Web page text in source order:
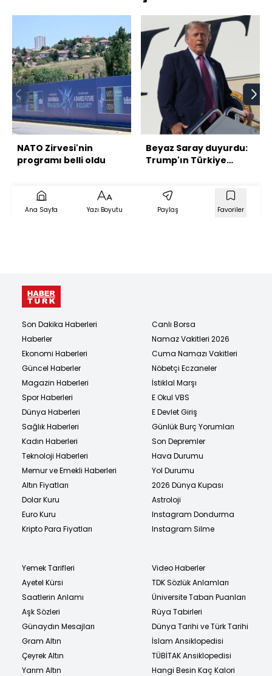
NATO Zirvesi'nin
programı belli oldu
Beyaz Saray duyurdu:
Trump'ın Türkiye
Ana Sayfa Yazı Boyutu Paylaş Favoriler
Son Dakika Haberleri
Haberler
Ekonomi Haberleri
Güncel Haberler
Magazin Haberleri
Spor Haberleri
Dünya Haberleri
Sağlık Haberleri
Kadın Haberleri
Teknoloji Haberleri
Memur ve Emekli Haberleri
Altın Fiyatları
Dolar Kuru
Euro Kuru
Kripto Para Fiyatları
Canlı Borsa
Namaz Vakitleri 2026
Cuma Namazı Vakitleri
Nöbetçi Eczaneler
İstiklal Marşı
E Okul VBS
E Devlet Giriş
Günlük Burç Yorumları
Son Depremler
Hava Durumu
Yol Durumu
2026 Dünya Kupası
Astroloji
Instagram Dondurma
Instagram Silme
Yemek Tarifleri
Ayetel Kürsi
Saatlerin Anlamı
Aşk Sözleri
Günaydın Mesajları
Gram Altın
Çeyrek Altın
Yarım Altın
Video Haberler
TDK Sözlük Anlamları
Üniversite Taban Puanları
Rüya Tabirleri
Dünya Tarihi ve Türk Tarihi
İslam Ansiklopedisi
TÜBİTAK Ansiklopedisi
Hangi Besin Kaç Kalori